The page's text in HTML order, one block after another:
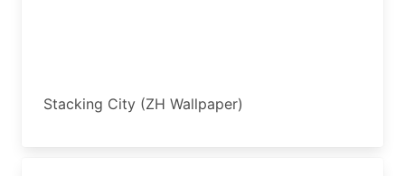
Stacking City (ZH Wallpaper)